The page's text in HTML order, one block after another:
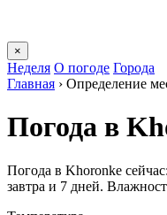
×
Неделя О погоде Города
Главная › Определение
Погода в
Погода в Khoronkе
завтра и 7 дней.